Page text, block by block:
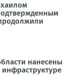
нанесены